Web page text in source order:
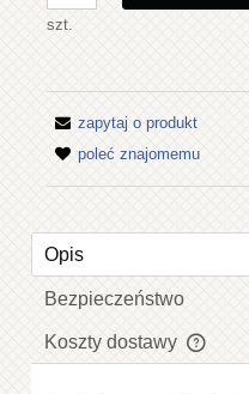
szt.
zapytaj o produkt
poleć znajomemu
Opis
Bezpieczeństwo
Koszty dostawy
Cena nie zawiera